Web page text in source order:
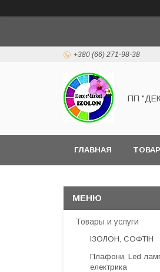
+380 (66) 271-98-38
ПП
ГЛАВНАЯ
Товары и услуги
ІЗОЛОН, СОФТІН
Плафони, Led
електрика